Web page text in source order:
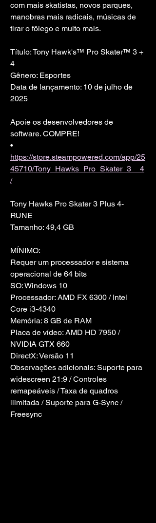
com mais skatistas, novos parques,
manobras mais radicais, músicas de
tirar o fôlego e muito mais.
Título: Tony Hawk's™ Pro Skater™ 3 +
4
Gênero: Esportes
Data de lançamento: 10 de julho de
2025
Apoie os desenvolvedores de
software. COMPRE!
•
https://store.steampowered.com/app/25
45710/Tony_Hawks_Pro_Skater_3__4
/
Tony Hawks Pro Skater 3 Plus 4-
RUNE
Tamanho: 49,4 GB
MÍNIMO:
Requer um processador e sistema
operacional de 64 bits
SO: Windows 10
Processador: AMD FX 6300 / Intel
Core i3-4340
Memória: 8 GB de RAM
Placa de vídeo: AMD HD 7950 /
NVIDIA GTX 660
DirectX: Versão 11
Observações adicionais: Suporte para
widescreen 21:9 / Controles
remapeáveis ​​/ Taxa de quadros
ilimitada / Suporte para G-Sync /
Freesync